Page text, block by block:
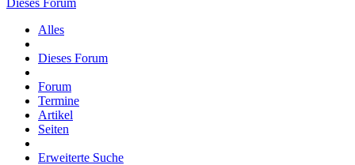
Dieses Forum
Alles
Dieses Forum
Forum
Termine
Artikel
Seiten
Erweiterte Suche